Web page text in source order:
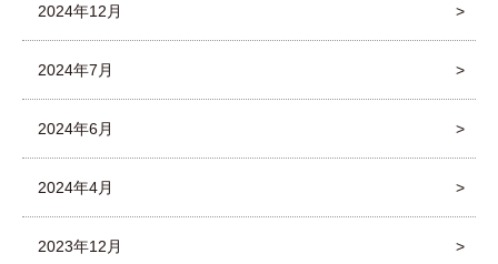
2024年12月
2024年7月
2024年6月
2024年4月
2023年12月